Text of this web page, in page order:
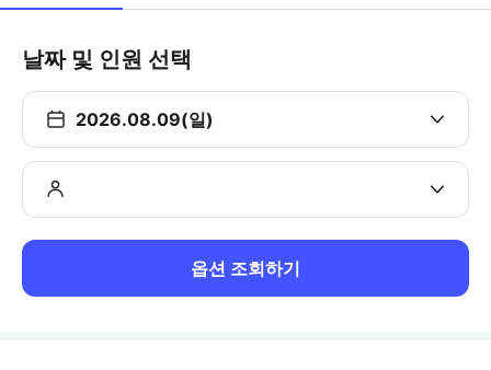
날짜 및 인원 선택
2026.08.09(일)
옵션 조회하기